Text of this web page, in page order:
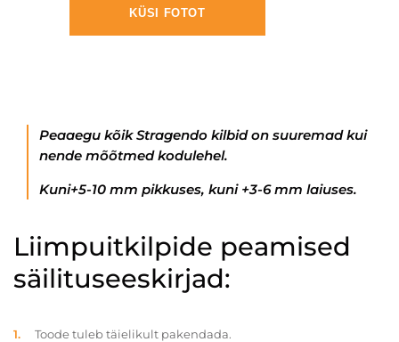
KÜSI FOTOT
Peaaegu kõik Stragendo kilbid on suuremad kui
nende mõõtmed kodulehel.
Kuni+5-10 mm pikkuses, kuni +3-6 mm laiuses.
Liimpuitkilpide peamised
säilituseeskirjad:
Toode tuleb täielikult pakendada.